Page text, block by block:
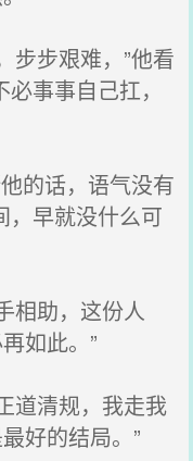
步步艰难，”他看
事事自己扛，
的话，语气没有
，早就没什么可
相助，这份人
如此。”
道清规，我走我
好的结局。”